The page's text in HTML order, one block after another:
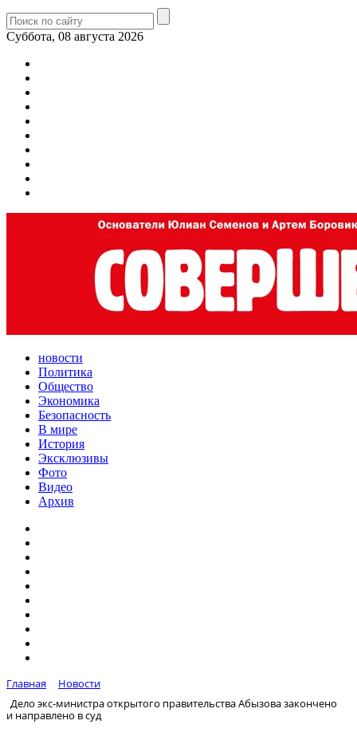
Суббота, 08 августа 2026
новости
Политика
Общество
Экономика
Безопасность
В мире
История
Эксклюзивы
Фото
Видео
Архив
Главная
Новости
Дело экс-министра открытого правительства Абызова закончено
и направлено в суд